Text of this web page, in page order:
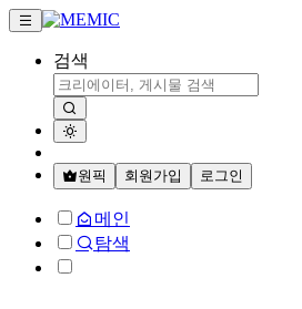
검색
원픽 회원가입 로그인
메인
탐색